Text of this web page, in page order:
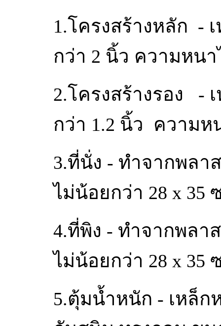
1.โครงสร้างหลัก -
กว่า 2 นิ้ว ความหน
2.โครงสร้างรอง -
กว่า 1.2 นิ้ว ความห
3.ที่นั่ง - ทำจากพลา
ไม่น้อยกว่า 28 x 35
4.ที่พิง - ทำจากพลา
ไม่น้อยกว่า 28 x 35
5.ตุ้มน้ำหนัก - เหล็ก